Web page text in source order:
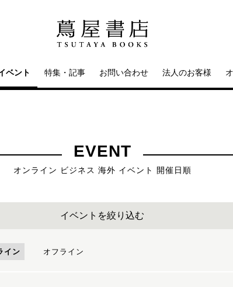
ベント 特集・記事 お問い合わせ 法人のお客様
EVENT
オンライン ビジネス 海外 イベント 開催日順
イベントを絞り込む
イン オフライン